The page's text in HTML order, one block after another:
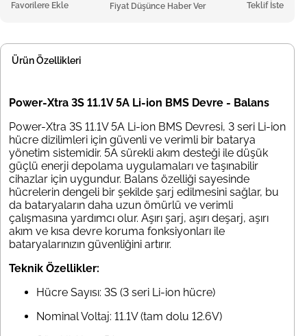
Favorilere Ekle Fiyat Düşünce Haber Ver Teklif İste
Ürün Özellikleri
Power-Xtra 3S 11.1V 5A Li-ion BMS Devre - Balans
Power-Xtra 3S 11.1V 5A Li-ion BMS Devresi, 3 seri Li-ion
hücre dizilimleri için güvenli ve verimli bir batarya
yönetim sistemidir. 5A sürekli akım desteği ile düşük
güçlü enerji depolama uygulamaları ve taşınabilir
cihazlar için uygundur. Balans özelliği sayesinde
hücrelerin dengeli bir şekilde şarj edilmesini sağlar, bu
da bataryaların daha uzun ömürlü ve verimli
çalışmasına yardımcı olur. Aşırı şarj, aşırı deşarj, aşırı
akım ve kısa devre koruma fonksiyonları ile
bataryalarınızın güvenliğini artırır.
Teknik Özellikler:
Hücre Sayısı: 3S (3 seri Li-ion hücre)
Nominal Voltaj: 11.1V (tam dolu 12.6V)